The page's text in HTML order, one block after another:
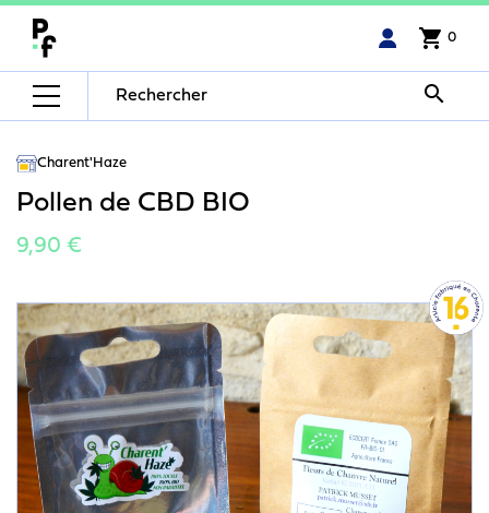
shopping_cart 0

Charent'Haze
Pollen de CBD BIO
9,90 €